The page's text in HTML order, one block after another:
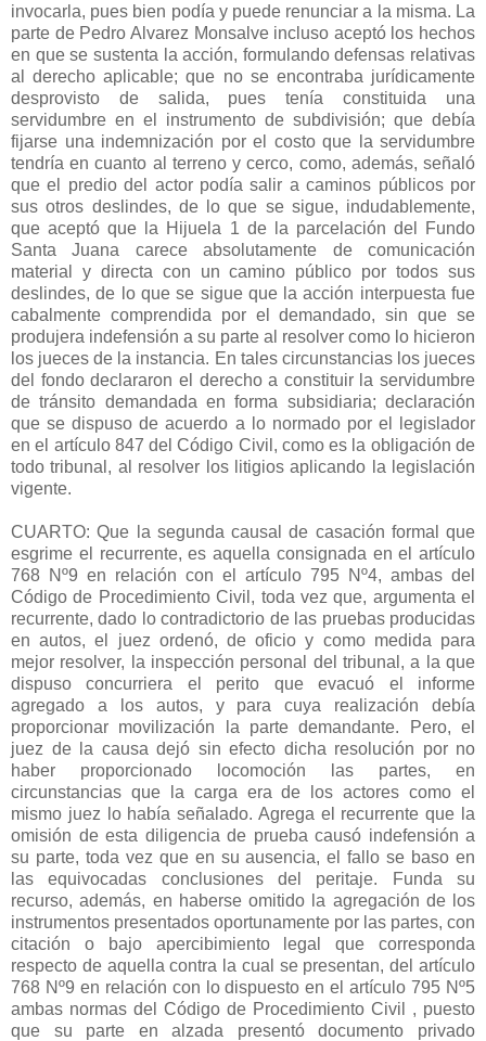
invocarla, pues bien podía y puede renunciar a la misma. La
parte de Pedro Alvarez Monsalve incluso aceptó los hechos
en que se sustenta la acción, formulando defensas relativas
al derecho aplicable; que no se encontraba jurídicamente
desprovisto de salida, pues tenía constituida una
servidumbre en el instrumento de subdivisión; que debía
fijarse una indemnización por el costo que la servidumbre
tendría en cuanto al terreno y cerco, como, además, señaló
que el predio del actor podía salir a caminos públicos por
sus otros deslindes, de lo que se sigue, indudablemente,
que aceptó que la Hijuela 1 de la parcelación del Fundo
Santa Juana carece absolutamente de comunicación
material y directa con un camino público por todos sus
deslindes, de lo que se sigue que la acción interpuesta fue
cabalmente comprendida por el demandado, sin que se
produjera indefensión a su parte al resolver como lo hicieron
los jueces de la instancia. En tales circunstancias los jueces
del fondo declararon el derecho a constituir la servidumbre
de tránsito demandada en forma subsidiaria; declaración
que se dispuso de acuerdo a lo normado por el legislador
en el artículo 847 del Código Civil, como es la obligación de
todo tribunal, al resolver los litigios aplicando la legislación
vigente.
CUARTO: Que la segunda causal de casación formal que
esgrime el recurrente, es aquella consignada en el artículo
768 Nº9 en relación con el artículo 795 Nº4, ambas del
Código de Procedimiento Civil, toda vez que, argumenta el
recurrente, dado lo contradictorio de las pruebas producidas
en autos, el juez ordenó, de oficio y como medida para
mejor resolver, la inspección personal del tribunal, a la que
dispuso concurriera el perito que evacuó el informe
agregado a los autos, y para cuya realización debía
proporcionar movilización la parte demandante. Pero, el
juez de la causa dejó sin efecto dicha resolución por no
haber proporcionado locomoción las partes, en
circunstancias que la carga era de los actores como el
mismo juez lo había señalado. Agrega el recurrente que la
omisión de esta diligencia de prueba causó indefensión a
su parte, toda vez que en su ausencia, el fallo se baso en
las equivocadas conclusiones del peritaje. Funda su
recurso, además, en haberse omitido la agregación de los
instrumentos presentados oportunamente por las partes, con
citación o bajo apercibimiento legal que corresponda
respecto de aquella contra la cual se presentan, del artículo
768 Nº9 en relación con lo dispuesto en el artículo 795 Nº5
ambas normas del Código de Procedimiento Civil , puesto
que su parte en alzada presentó documento privado